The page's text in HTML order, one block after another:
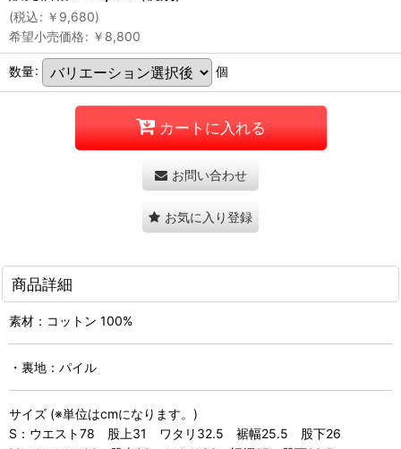
(税込: ￥ 9,680)
希望小売価格: ￥ 8,800
数量: 個
カートに入れる
お問い合わせ
お気に入り登録
商品詳細
素材：コットン 100%
・裏地：パイル
サイズ (※単位はcmになります。)
S：ウエスト78 股上31 ワタリ32.5 裾幅25.5 股下26